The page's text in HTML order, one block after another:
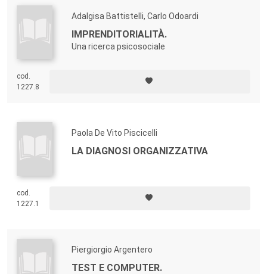
Adalgisa Battistelli, Carlo Odoardi
IMPRENDITORIALITÀ.
Una ricerca psicosociale
cod.
1227.8
Paola De Vito Piscicelli
LA DIAGNOSI ORGANIZZATIVA
cod.
1227.1
Piergiorgio Argentero
TEST E COMPUTER.